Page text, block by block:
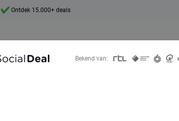
7 dagen per week beschikbaar
Bekend van: